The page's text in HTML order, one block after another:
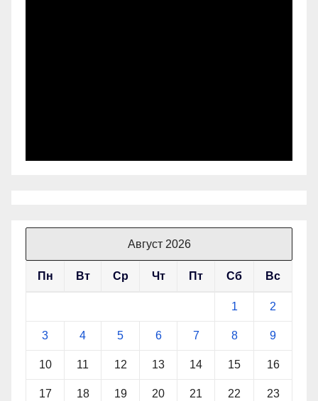
Август 2026
Пн Вт Ср Чт Пт Сб Вс
1 2
3 4 5 6 7 8 9
10 11 12 13 14 15 16
17 18 19 20 21 22 23